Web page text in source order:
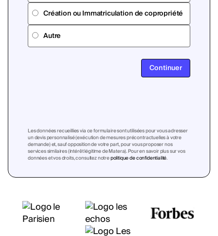
Création ou Immatriculation de copropriété
Autre
Continuer
Les données recueillies via ce formulaire sont utilisées pour vous adresser
un devis personnalisé (exécution de mesures précontractuelles à votre
demande) et, sauf opposition de votre part, pour vous proposer nos
services similaires (intérêt légitime de Matera). Pour en savoir plus sur vos
données et vos droits, consultez notrepolitique de confidentialité.